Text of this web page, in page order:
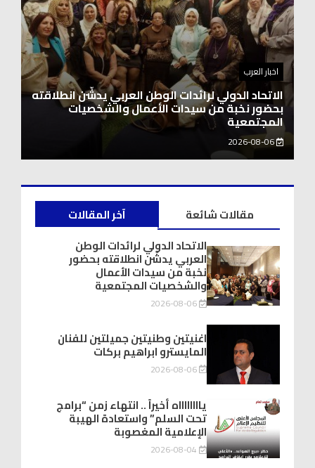
اخبار العرب
اغنيتين وطنيتين جميلتين للفنان المايسترو ابراهيم
بركات
2026-08-06
آخر المقالات
مقالات شائعة
الاتحاد الدولي لرائدات الوطن
العربي يدشّن انطلاقته بحضور
نخبة من سيدات الأعمال
والشخصيات المجتمعية
2026-08-06
اغنيتين وطنيتين جميلتين للفنان
المايسترو ابراهيم بركات
2026-08-06
يااااااااه أخيراً .. انتهاء زمن “برامج
تحت السلم” واستعادة الهيبة
الإعلامية المغصوبة
2026-08-04